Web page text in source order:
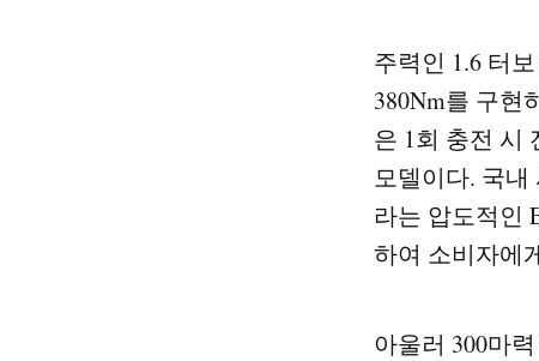
주력인 1.6 터
380Nm를 구현
은 1회 충전 시
모델이다. 국내
라는 압도적인
하여 소비자에
아울러 300마